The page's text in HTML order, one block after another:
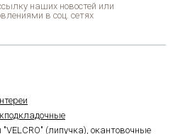
наших новостей или
в соц. сетях
(липучка), окантовочные